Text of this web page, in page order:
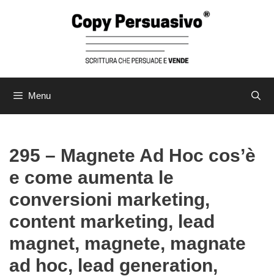
Menu
295 – Magnete Ad Hoc cos’è
e come aumenta le
conversioni marketing,
content marketing, lead
magnet, magnete, magnate
ad hoc, lead generation,